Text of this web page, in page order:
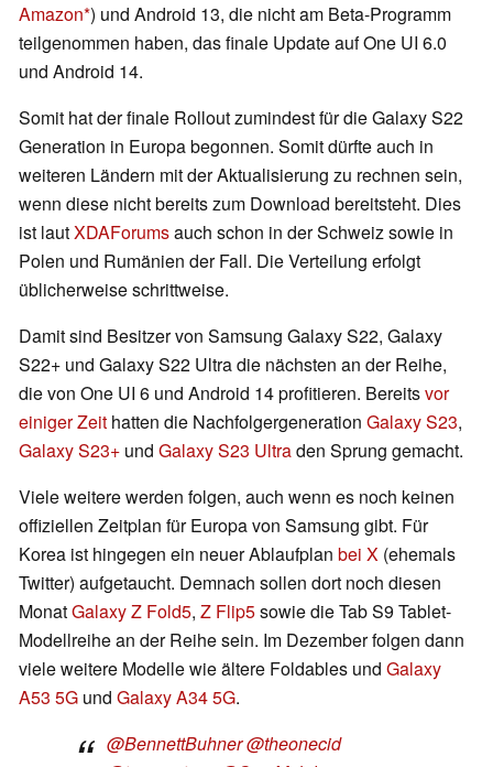
Amazon ) und Android 13, die nicht am Beta-Programm
teilgenommen haben, das finale Update auf One UI 6.0
und Android 14.
Somit hat der finale Rollout zumindest für die Galaxy S22
Generation in Europa begonnen. Somit dürfte auch in
weiteren Ländern mit der Aktualisierung zu rechnen sein,
wenn diese nicht bereits zum Download bereitsteht. Dies
ist lautXDAForumsauch schon in der Schweiz sowie in
Polen und Rumänien der Fall. Die Verteilung erfolgt
üblicherweise schrittweise.
Damit sind Besitzer von Samsung Galaxy S22, Galaxy
S22+ und Galaxy S22 Ultra die nächsten an der Reihe,
die von One UI 6 und Android 14 profitieren. Bereitsvor
einiger Zeit hatten die Nachfolgergeneration Galaxy S23,
Galaxy S23+ und Galaxy S23 Ultraden Sprung gemacht.
Viele weitere werden folgen, auch wenn es noch keinen
offiziellen Zeitplan für Europa von Samsung gibt. Für
Korea ist hingegen ein neuer Ablaufplan bei X (ehemals
Twitter) aufgetaucht. Demnach sollen dort noch diesen
MonatGalaxy Z Fold5, Z Flip5sowie die Tab S9 Tablet-
Modellreihe an der Reihe sein. Im Dezember folgen dann
viele weitere Modelle wie ältere Foldables und Galaxy
A53 5G und Galaxy A34 5G.
@BennettBuhner@theonecid